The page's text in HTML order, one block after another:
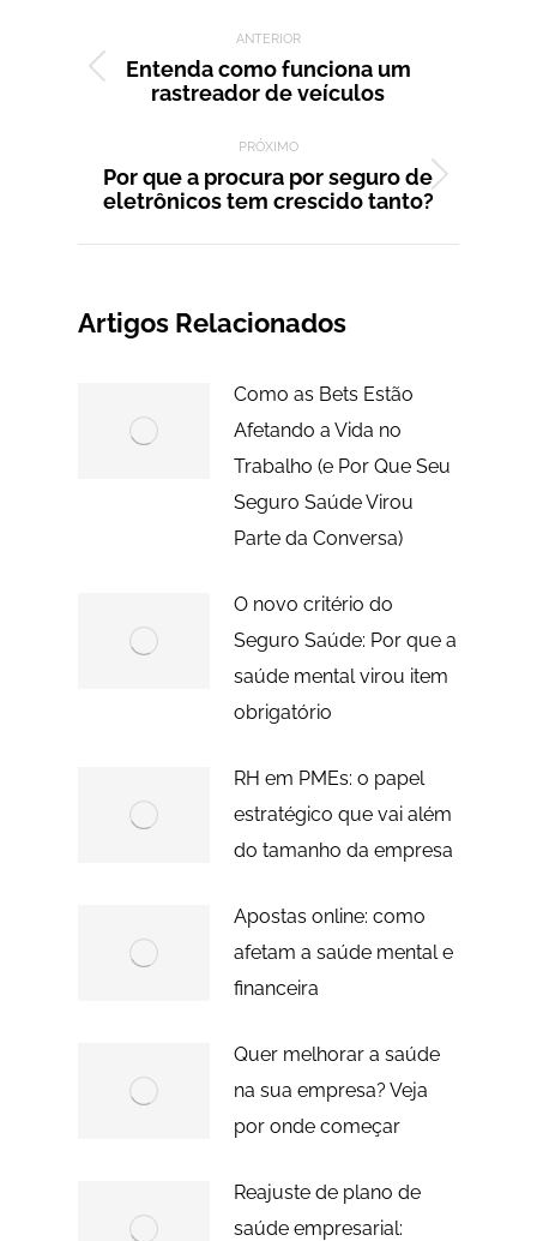
ANTERIOR
Post
Entenda como funciona um
rastreador de veículos
PRÓXIMO
Próximo
Por que a procura por seguro de
eletrônicos tem crescido tanto?
Artigos Relacionados
Como as Bets Estão
Afetando a Vida no
Trabalho (e Por Que Seu
Seguro Saúde Virou
Parte da Conversa)
O novo critério do
Seguro Saúde: Por que a
saúde mental virou item
obrigatório
RH em PMEs: o papel
estratégico que vai além
do tamanho da empresa
Apostas online: como
afetam a saúde mental e
financeira
Quer melhorar a saúde
na sua empresa? Veja
por onde começar
Reajuste de plano de
saúde empresarial: